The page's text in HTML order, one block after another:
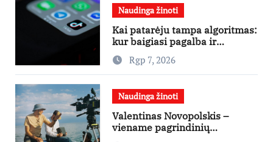
Naudinga žinoti
Kai patarėju tampa algoritmas:
kur baigiasi pagalba ir
prasideda reklama?
Rgp 7, 2026
Naudinga žinoti
Valentinas Novopolskis –
viename pagrindinių
vaidmenų penkių šalių filme